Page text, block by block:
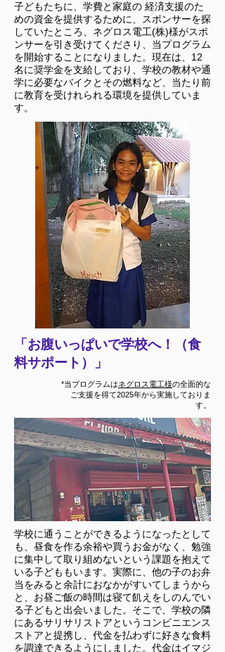
子どもたちに、学費と家庭の 経済支援のた
めの資金を提供するために、スポンサーを探
していたところ、ネグロス電工(株)様がスポ
ンサーを引き受けてくださり、当プログラム
を開始することになりました。現在は、12
名に奨学金を支給しており、学校の教材や通
学に必要なバイクとその燃料など、当たり前
に教育を受けれられる環境を提供していま
す。
「お腹いっぱいで学校へ！（食
料サポート）」
*当プログラムはネグロス電工様の全面的な
ご支援を得て2025年から実施しておりま
す。
学校に通うことができるようになったとして
も、昼食を作る余裕や買うお金がなく、勉強
に集中して取り組めないという課題を抱えて
いる子どももいます。実際に、他の子のお弁
当をみると余計におなかがすいてしまうから
と、お昼ご飯の時間は寝て飢えをしのんでい
る子どもと出会いました。そこで、学校の隣
にあるサリサリストアというコンビニエンス
ストアと提携し、代金を払わずに好きな食料
を調達できるようにしました。代金はイマジ